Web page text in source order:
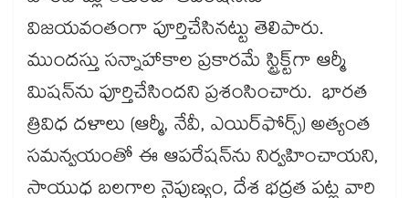
విజయవంతంగా పూర్తిచేసినట్టు తెలిపారు.
ముందస్తు సన్నాహాకాల ప్రకారమే స్ట్రిక్ట్​గా ఆర్మీ
మిషన్​ను పూర్తిచేసిందని ప్రశంసించారు. భారత
త్రివిధ దళాలు (ఆర్మీ, నేవీ, ఎయిర్‌‌ఫోర్స్) అత్యంత
సమన్వయంతో ఈ ఆపరేషన్‌‌ను నిర్వహించాయని,
సాయుధ బలగాల నైపుణ్యం, దేశ భద్రత పట్ల వారి